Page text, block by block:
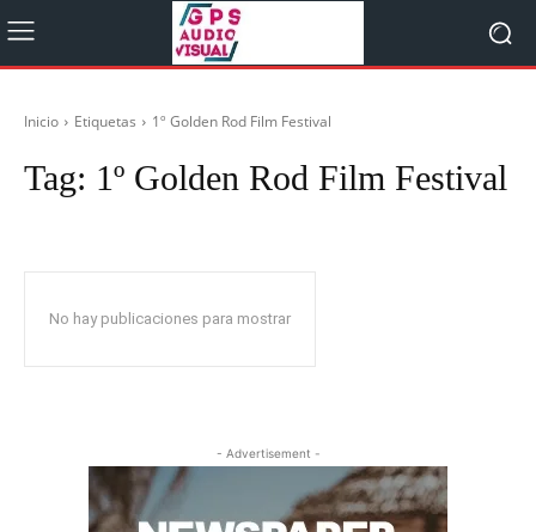
Inicio Etiquetas 1º Golden Rod Film Festival
Tag: 1º Golden Rod Film Festival
No hay publicaciones para mostrar
- Advertisement -